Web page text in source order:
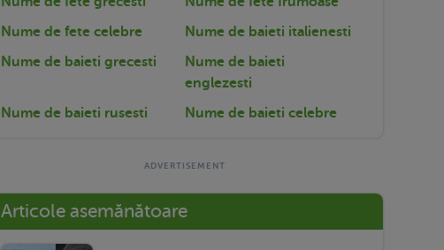
Nume de fete celebre
Nume de baieti italienesti
Nume de baieti grecesti
Nume de baieti
englezesti
Nume de baieti rusesti
Nume de baieti celebre
Articole asemănătoare